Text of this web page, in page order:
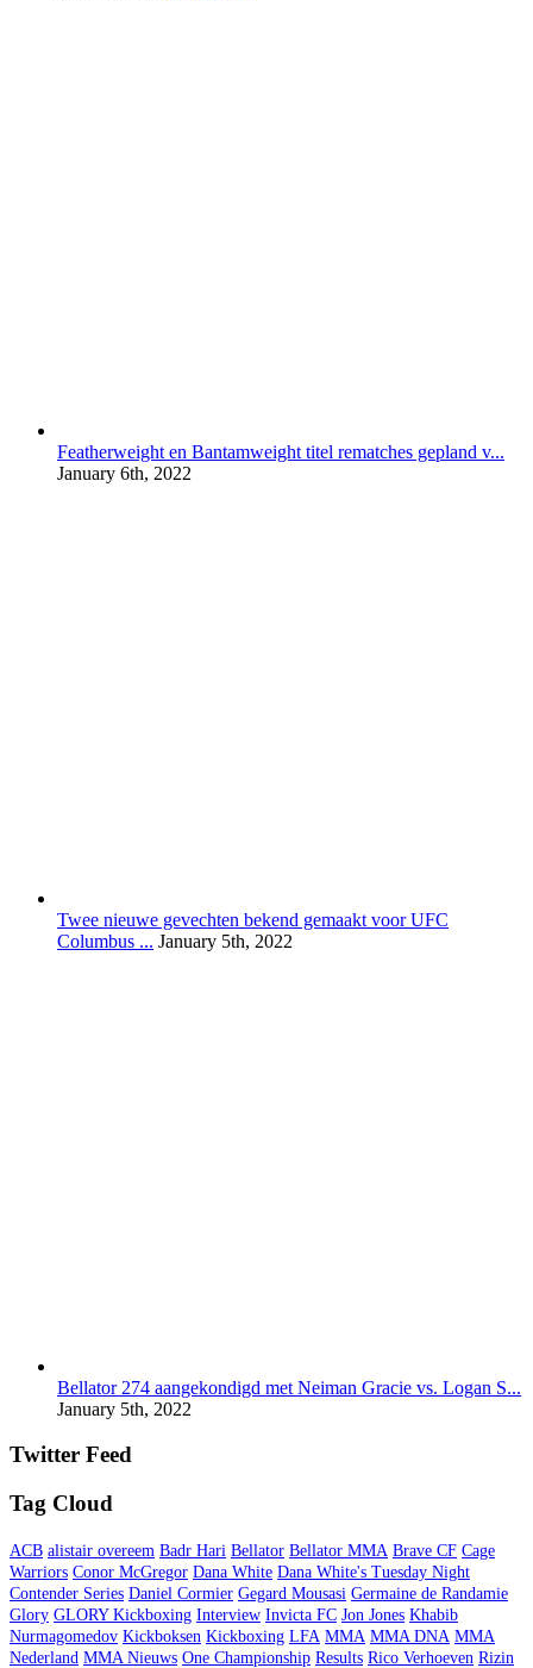
Featherweight en Bantamweight titel rematches gepland v...
January 6th, 2022
Twee nieuwe gevechten bekend gemaakt voor UFC
Columbus ... January 5th, 2022
Bellator 274 aangekondigd met Neiman Gracie vs. Logan S...
January 5th, 2022
Twitter Feed
Tag Cloud
ACB alistair overeem Badr Hari Bellator Bellator MMA Brave CF Cage
Warriors Conor McGregor Dana White Dana White's Tuesday Night
Contender Series Daniel Cormier Gegard Mousasi Germaine de Randamie
Glory GLORY Kickboxing Interview Invicta FC Jon Jones Khabib
Nurmagomedov Kickboksen Kickboxing LFA MMA MMA DNA MMA
Nederland MMA Nieuws One Championship Results Rico Verhoeven Rizin